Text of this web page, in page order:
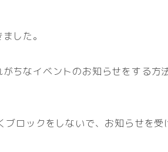
した。
ちなイベントのお知らせをする方
ロックをしないで、お知らせを受